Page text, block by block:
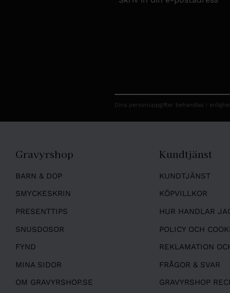
Dina personuppgifter behandlas i
Gravyrshop
BARN & DOP
SMYCKESKRIN
PRESENTTIPS
SNUSDOSOR
FYND
MINA SIDOR
OM GRAVYRSHOP.SE
Kundtjänst
KUNDTJÄNST
KÖPVILLKOR
HUR HANDLAR
POLICY OCH
REKLAMATION
FRÅGOR & SVAR
GRAVYRSHOP